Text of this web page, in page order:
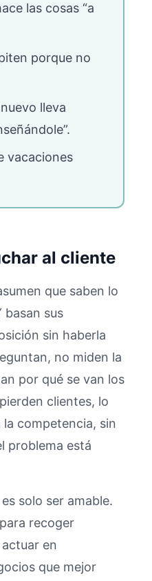
las cosas “a
porque no
lleva
vacaciones
al cliente
que saben lo
basan sus
sin haberla
no miden la
por qué se van los
clientes, lo
competencia, sin
problema está
solo ser amable.
recoger
en
que mejor